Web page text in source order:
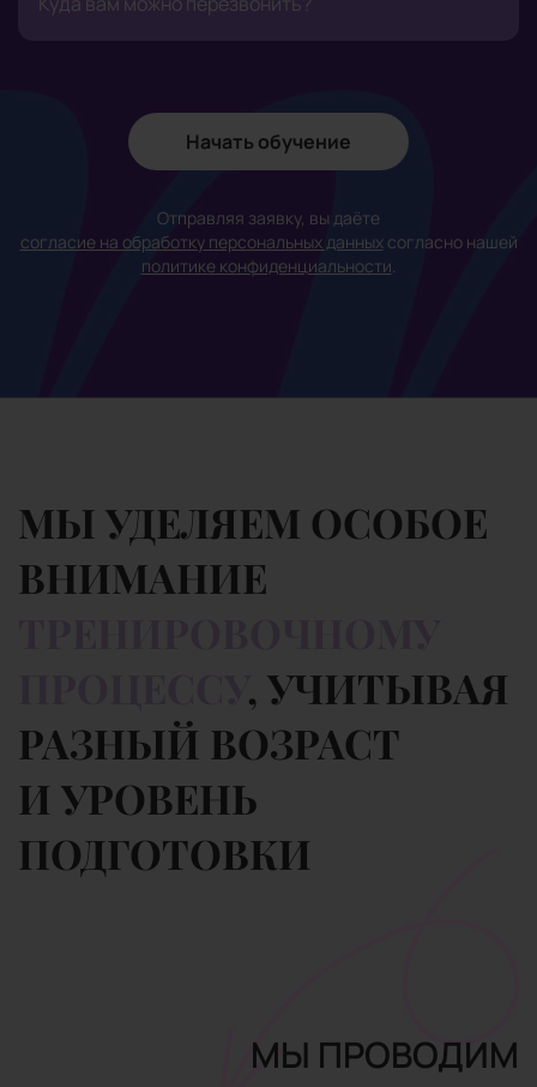
Начать обучение
Отправляя заявку, вы даёте
согласие на обработку персональных данныхсогласно нашей
политике конфиденциальности.
МЫ УДЕЛЯЕМ ОСОБОЕ
ВНИМАНИЕ
, УЧИТЫВАЯ
РАЗНЫЙ ВОЗРАСТ
И УРОВЕНЬ
ПОДГОТОВКИ
МЫ ПРОВОДИМ